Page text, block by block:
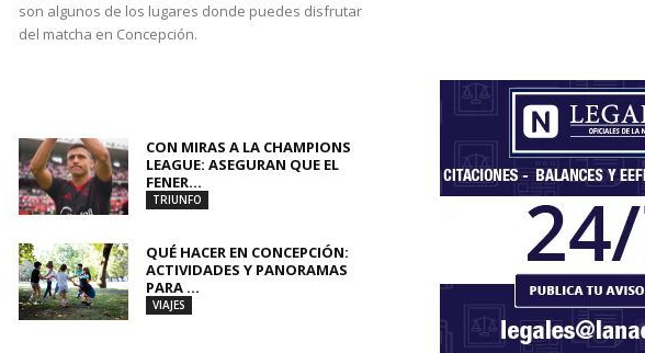
son algunos de los lugares donde puedes disfrutar
del matcha en Concepción.
CON MIRAS A LA CHAMPIONS
LEAGUE: ASEGURAN QUE EL
FENER...
TRIUNFO
QUÉ HACER EN CONCEPCIÓN:
ACTIVIDADES Y PANORAMAS
PARA ...
VIAJES